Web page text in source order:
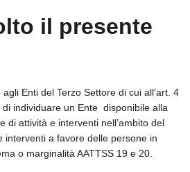
il presente
agli Enti del Terzo Settore di cui all’art. 4
individuare un Ente disponibile alla
di attività e interventi nell’ambito del
interventi a favore delle persone in
o marginalità AATTSS 19 e 20.